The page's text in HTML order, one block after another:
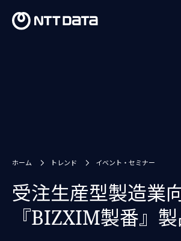
ホーム トレンド イベント・セミナー
受注生産型製造業
『BIZXIM製番』